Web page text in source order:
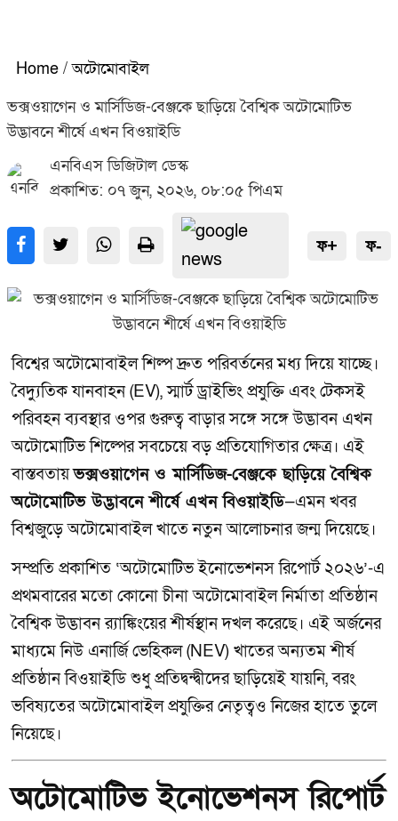
Home / অটোমোবাইল
ভক্সওয়াগেন ও মার্সিডিজ-বেঞ্জকে ছাড়িয়ে বৈশ্বিক অটোমোটিভ
উদ্ভাবনে শীর্ষে এখন বিওয়াইডি
এনবিএস ডিজিটাল ডেস্ক
প্রকাশিত: ০৭ জুন, ২০২৬, ০৮:০৫ পিএম
ফ+ ফ-
বিশ্বের অটোমোবাইল শিল্প দ্রুত পরিবর্তনের মধ্য দিয়ে যাচ্ছে।
বৈদ্যুতিক যানবাহন (EV), স্মার্ট ড্রাইভিং প্রযুক্তি এবং টেকসই
পরিবহন ব্যবস্থার ওপর গুরুত্ব বাড়ার সঙ্গে সঙ্গে উদ্ভাবন এখন
অটোমোটিভ শিল্পের সবচেয়ে বড় প্রতিযোগিতার ক্ষেত্র। এই
বাস্তবতায়ভক্সওয়াগেন ও মার্সিডিজ-বেঞ্জকে ছাড়িয়ে বৈশ্বিক
অটোমোটিভ উদ্ভাবনে শীর্ষে এখন বিওয়াইডি—এমন খবর
বিশ্বজুড়ে অটোমোবাইল খাতে নতুন আলোচনার জন্ম দিয়েছে।
সম্প্রতি প্রকাশিত ‘অটোমোটিভ ইনোভেশনস রিপোর্ট ২০২৬’-এ
প্রথমবারের মতো কোনো চীনা অটোমোবাইল নির্মাতা প্রতিষ্ঠান
বৈশ্বিক উদ্ভাবন র‍্যাঙ্কিংয়ের শীর্ষস্থান দখল করেছে। এই অর্জনের
মাধ্যমে নিউ এনার্জি ভেহিকল (NEV) খাতের অন্যতম শীর্ষ
প্রতিষ্ঠান বিওয়াইডি শুধু প্রতিদ্বন্দ্বীদের ছাড়িয়েই যায়নি, বরং
ভবিষ্যতের অটোমোবাইল প্রযুক্তির নেতৃত্বও নিজের হাতে তুলে
নিয়েছে।
অটোমোটিভ ইনোভেশনস রিপোর্ট